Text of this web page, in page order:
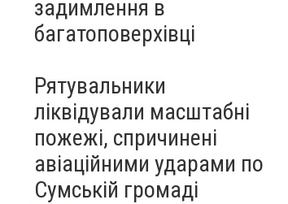
задимлення в
багатоповерхівці
Рятувальники
ліквідували масштабні
пожежі, спричинені
авіаційними ударами по
Сумській громаді